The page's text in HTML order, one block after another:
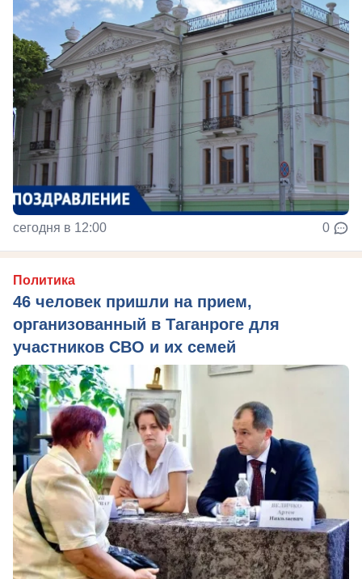
сегодня в 12:00 0
Политика
46 человек пришли на прием,
организованный в Таганроге для
участников СВО и их семей